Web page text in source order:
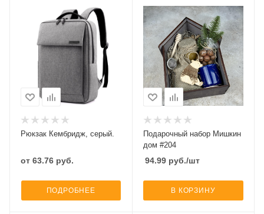
Рюкзак Кембридж, серый.
от 63.76 руб.
ПОДРОБНЕЕ
Подарочный набор Мишкин
дом #204
94.99руб./шт
В КОРЗИНУ